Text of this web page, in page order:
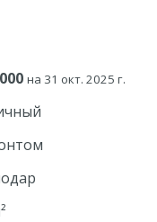
на 31 окт. 2025 г.